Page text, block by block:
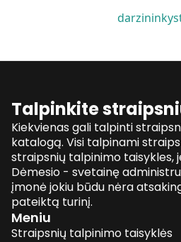
Talpinkite
Kiekvienas gali talpinti
katalogą. Visi talpinami
straipsnių talpinimo taisykles,
Dėmesio - svetainę
įmonė jokiu būdu nėra
pateiktą turinį.
Meniu
Straipsnių talpinimo taisyklės